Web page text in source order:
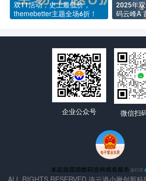
双11活动，史上最低价，
themebetter主题全场6折！
2025年
码云峰A
企业公众号 微信扫
ALL RIGHTS RESERVED 连云港小揪创新